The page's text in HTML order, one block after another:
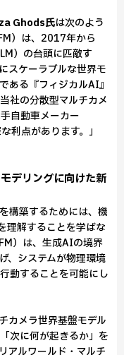
Ghods氏は次のよう
）は、2017年から
）の台頭に匹敵す
スケーラブルな世界モ
ある『フィジカルAI』
社の分散型マルチカメ
自動車メーカー
利点があります。」
デリングに向けた新
構築するためには、機
理解することを学ばな
）は、生成AIの境界
、システムが物理環境
動することを可能にし
カメラ世界基盤モデル
次に何が起きるか」を
アルワールド・マルチ